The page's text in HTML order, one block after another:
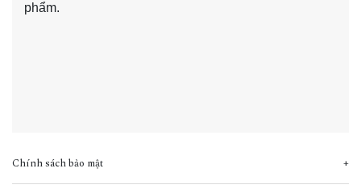
phẩm.
Chính sách bảo mật